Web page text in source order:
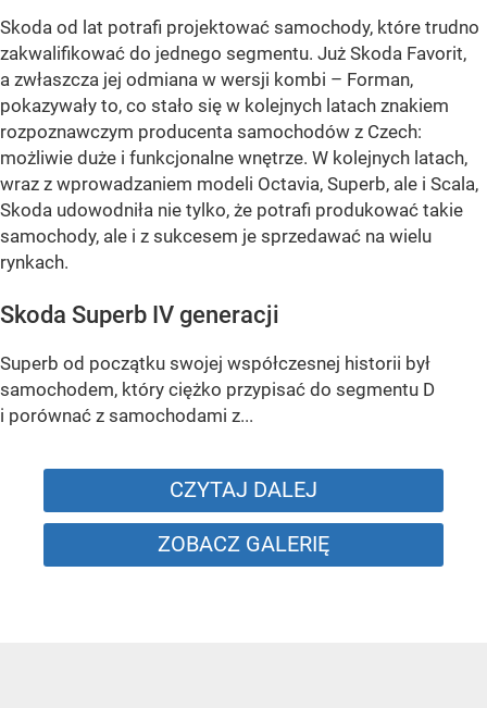
Skoda od lat potrafi projektować samochody, które trudno
zakwalifikować do jednego segmentu. Już Skoda Favorit,
a zwłaszcza jej odmiana w wersji kombi – Forman,
pokazywały to, co stało się w kolejnych latach znakiem
rozpoznawczym producenta samochodów z Czech:
możliwie duże i funkcjonalne wnętrze. W kolejnych latach,
wraz z wprowadzaniem modeli Octavia, Superb, ale i Scala,
Skoda udowodniła nie tylko, że potrafi produkować takie
samochody, ale i z sukcesem je sprzedawać na wielu
rynkach.
Skoda Superb IV generacji
Superb od początku swojej współczesnej historii był
samochodem, który ciężko przypisać do segmentu D
i porównać z samochodami z...
CZYTAJ DALEJ
ZOBACZ GALERIĘ